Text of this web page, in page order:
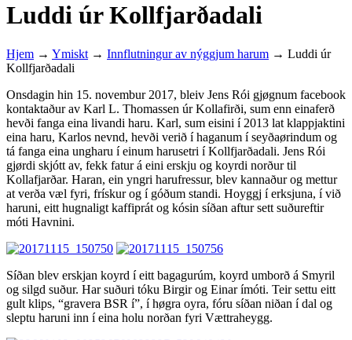
Luddi úr Kollfjarðadali
Hjem → Ymiskt → Innflutningur av nýggjum harum → Luddi úr
Kollfjarðadali
Onsdagin hin 15. novembur 2017, bleiv Jens Rói gjøgnum facebook
kontaktaður av Karl L. Thomassen úr Kollafirði, sum enn einaferð
hevði fanga eina livandi haru. Karl, sum eisini í 2013 lat klappjaktini
eina haru, Karlos nevnd, hevði verið í haganum í seyðaørindum og
tá fanga eina ungharu í einum harusetri í Kollfjarðadali. Jens Rói
gjørdi skjótt av, fekk fatur á eini erskju og koyrdi norður til
Kollafjarðar. Haran, ein yngri harufressur, blev kannaður og mettur
at verða væl fyri, frískur og í góðum standi. Hoyggj í erksjuna, í við
haruni, eitt hugnaligt kaffiprát og kósin síðan aftur sett suðureftir
móti Havnini.
Síðan blev erskjan koyrd í eitt bagagurúm, koyrd umborð á Smyril
og silgd suður. Har suðuri tóku Birgir og Einar ímóti. Teir settu eitt
gult klips, “gravera BSR í”, í høgra oyra, fóru síðan niðan í dal og
sleptu haruni inn í eina holu norðan fyri Vættraheygg.